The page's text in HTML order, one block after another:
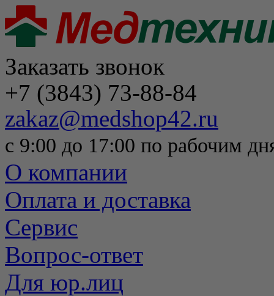
Заказать звонок
+7 (3843) 73-88-84
zakaz@medshop42.ru
с 9:00 до 17:00 по рабочим
О компании
Оплата и доставка
Сервис
Вопрос-ответ
Для юр.лиц